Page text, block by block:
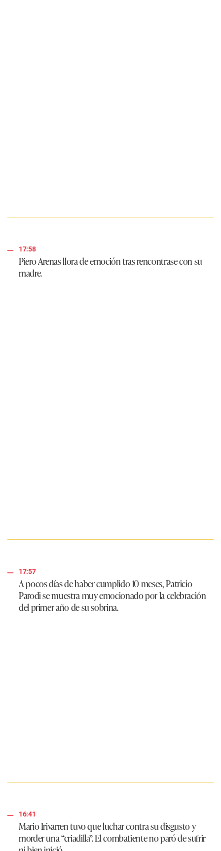
17:58
Piero Arenas llora de emoción tras rencontrase con su
madre.
17:57
A pocos días de haber cumplido 10 meses, Patricio
Parodi se muestra muy emocionado por la celebración
del primer año de su sobrina.
16:41
Mario Irivarren tuvo que luchar contra su disgusto y
morder una “criadilla”. El combatiente no paró de sufrir